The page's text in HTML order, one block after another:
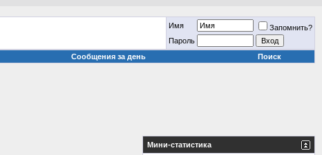
Имя
Запомнить?
Пароль
Сообщения за день Поиск
Мини-статистика